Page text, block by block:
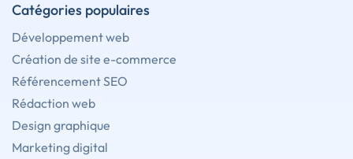
Catégories populaires
Développement web
Création de site e-commerce
Référencement SEO
Rédaction web
Design graphique
Marketing digital